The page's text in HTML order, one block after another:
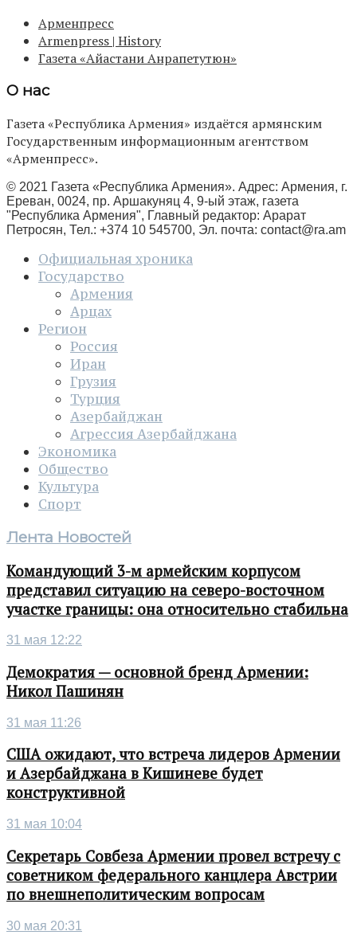
Арменпресс
Armenpress | History
Газета «Айастани Анрапетутюн»
О нас
Газета «Республика Армения» издаётся армянским
Государственным информационным агентством
«Арменпресс».
© 2021 Газета «Республика Армения». Адрес: Армения, г.
Ереван, 0024, пр. Аршакуняц 4, 9-ый этаж, газета
"Республика Армения", Главный редактор: Арарат
Петросян, Тел.: +374 10 545700, Эл. почта: contact@ra.am
Официальная хроника
Государство
Армения
Арцах
Регион
Россия
Иран
Грузия
Турция
Азербайджан
Агрессия Азербайджана
Экономика
Общество
Культура
Спорт
Лента Новостей
Командующий 3-м армейским корпусом
представил ситуацию на северо-восточном
участке границы: она относительно стабильна
31 мая 12:22
Демократия — основной бренд Армении:
Никол Пашинян
31 мая 11:26
США ожидают, что встреча лидеров Армении
и Азербайджана в Кишиневе будет
конструктивной
31 мая 10:04
Секретарь Совбеза Армении провел встречу с
советником федерального канцлера Австрии
по внешнеполитическим вопросам
30 мая 20:31